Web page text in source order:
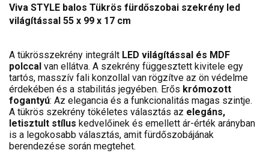
Viva STYLE balos Tükrös fürdőszobai szekrény led
világítással 55 x 99 x 17 cm
A tükrösszekrény integrált LED világítással és MDF
polccal van ellátva. A szekrény függesztett kivitele egy
tartós, masszív fali konzollal van rögzítve az ön védelme
érdekében és a stabilitás jegyében. Erős krómozott
fogantyú: Az elegancia és a funkcionalitás magas szintje.
A tükrös szekrény tökéletes választás az elegáns,
letisztult stílus kedvelőinek és emellett ár-érték arányban
is a legokosabb választás, amit fürdőszobájának
berendezése során megtehet.